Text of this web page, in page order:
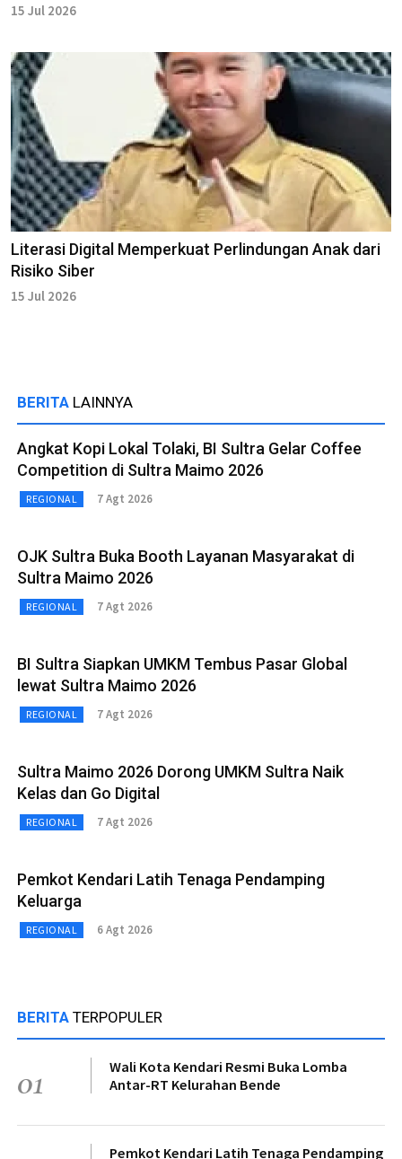
15 Jul 2026
Literasi Digital Memperkuat Perlindungan Anak dari
Risiko Siber
15 Jul 2026
BERITA LAINNYA
Angkat Kopi Lokal Tolaki, BI Sultra Gelar Coffee
Competition di Sultra Maimo 2026
REGIONAL 7 Agt 2026
OJK Sultra Buka Booth Layanan Masyarakat di
Sultra Maimo 2026
REGIONAL 7 Agt 2026
BI Sultra Siapkan UMKM Tembus Pasar Global
lewat Sultra Maimo 2026
REGIONAL 7 Agt 2026
Sultra Maimo 2026 Dorong UMKM Sultra Naik
Kelas dan Go Digital
REGIONAL 7 Agt 2026
Pemkot Kendari Latih Tenaga Pendamping
Keluarga
REGIONAL 6 Agt 2026
BERITA TERPOPULER
01
Wali Kota Kendari Resmi Buka Lomba
Antar-RT Kelurahan Bende
Pemkot Kendari Latih Tenaga Pendamping